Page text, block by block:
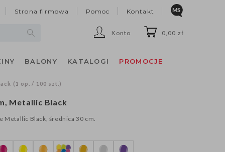
Strona firmowa Pomoc Kontakt
Konto 0,00 zł
BALONY KATALOGI PROMOCJE
(1 op. / 100 szt.)
Metallic Black
Metallic Black, średnica 30 cm.